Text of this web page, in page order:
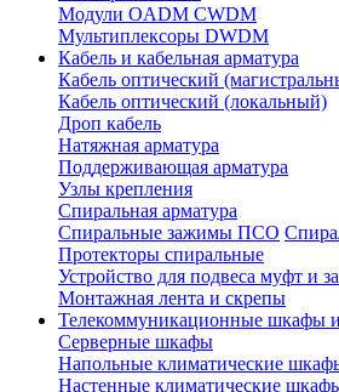
Модули OADM CWDM
Мультиплексоры DWDM
Кабель и кабельная арматура
Кабель оптический
Кабель оптический (локальный)
Дроп кабель
Натяжная арматура
Поддерживающая арматура
Узлы крепления
Спиральная арматура
Спиральные зажимы ПСО
Протекторы спиральные
Устройство для подвеса муфт и
Монтажная лента и скрепы
Телекоммуникационные шкафы
Серверные шкафы
Напольные климатические
Настенные климатические